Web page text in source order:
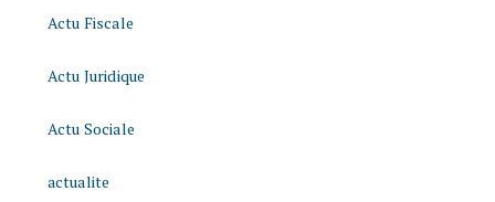
Actu Fiscale
Actu Juridique
Actu Sociale
actualite